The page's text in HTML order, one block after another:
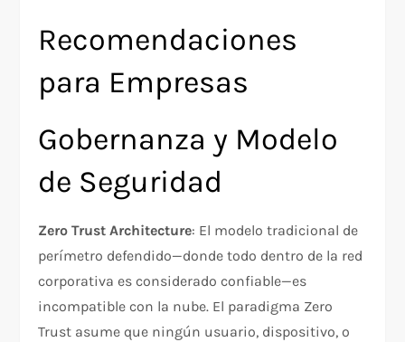
Recomendaciones
para Empresas
Gobernanza y Modelo
de Seguridad
Zero Trust Architecture: El modelo tradicional de
perímetro defendido—donde todo dentro de la red
corporativa es considerado confiable—es
incompatible con la nube. El paradigma Zero
Trust asume que ningún usuario, dispositivo, o